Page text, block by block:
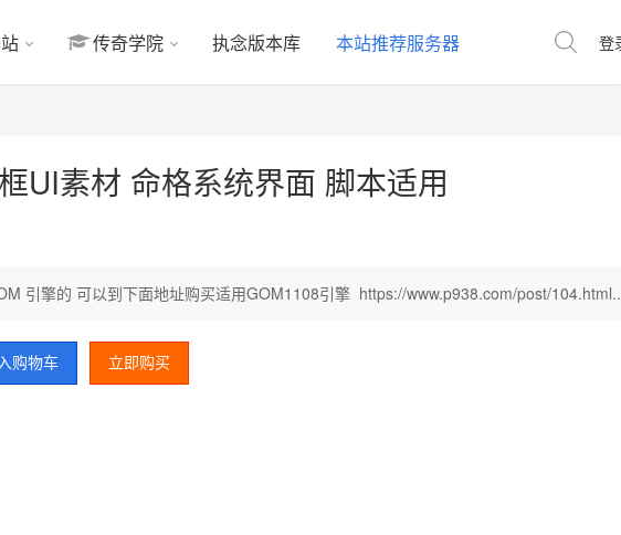
传奇学院 执念版本库 本站推荐服务器 登
UI素材 命格系统界面 脚本适用
引擎的 可以到下面地址购买适用GOM1108引擎 https://www.p938.com/post/
购物车 立即购买